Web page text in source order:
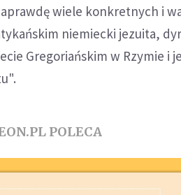
wiele konkretnych i
niemiecki jezuita,
Gregoriańskim w Rzymie i
POLECA